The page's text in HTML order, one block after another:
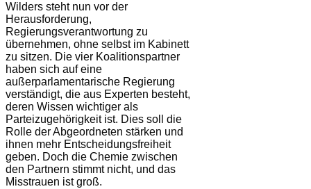
Wilders steht nun vor der
Herausforderung,
Regierungsverantwortung zu
übernehmen, ohne selbst im Kabinett
zu sitzen. Die vier Koalitionspartner
haben sich auf eine
außerparlamentarische Regierung
verständigt, die aus Experten besteht,
deren Wissen wichtiger als
Parteizugehörigkeit ist. Dies soll die
Rolle der Abgeordneten stärken und
ihnen mehr Entscheidungsfreiheit
geben. Doch die Chemie zwischen
den Partnern stimmt nicht, und das
Misstrauen ist groß.